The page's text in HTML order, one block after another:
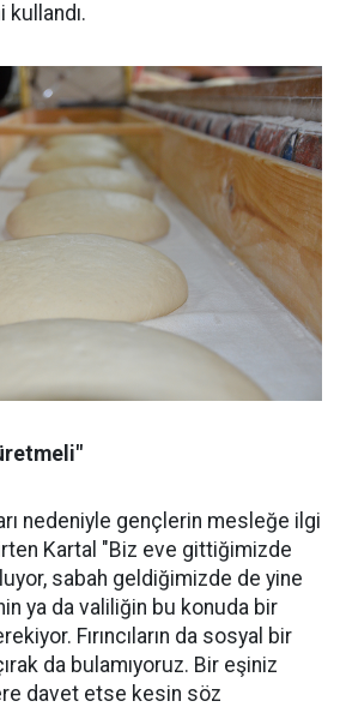
nedeniyle gençlerin mesleğe ilgi
Kartal "Biz eve gittiğimizde
sabah geldiğimizde de yine
ya da valiliğin bu konuda bir
Fırıncıların da sosyal bir
da bulamıyoruz. Bir eşiniz
davet etse kesin söz